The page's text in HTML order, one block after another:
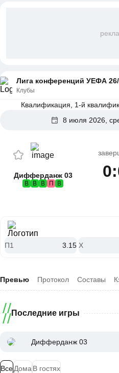
Лига конференций УЕФА
Клубы
Квалификация, 1-й
8 июля 2026,
Дифферданж 03
В В В П В
П1 3.15 X
Превью Протокол Составы
Последние игры
Дифферданж 03
ВсеДома В гостях